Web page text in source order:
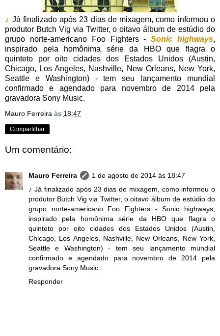
♪ Já finalizado após 23 dias de mixagem, como informou o
produtor Butch Vig via Twitter, o oitavo álbum de estúdio do
grupo norte-americano Foo Fighters -Sonic highways,
inspirado pela homônima série da HBO que flagra o
quinteto por oito cidades dos Estados Unidos (Austin,
Chicago, Los Angeles, Nashville, New Orleans, New York,
Seattle e Washington) - tem seu lançamento mundial
confirmado e agendado para novembro de 2014 pela
gravadora Sony Music.
Mauro Ferreira às 18:47
Compartilhar
Um comentário:
Mauro Ferreira
1 de agosto de 2014 às 18:47
♪ Já finalizado após 23 dias de mixagem, como informou o
produtor Butch Vig via Twitter, o oitavo álbum de estúdio do
grupo norte-americano Foo Fighters - Sonic highways,
inspirado pela homônima série da HBO que flagra o
quinteto por oito cidades dos Estados Unidos (Austin,
Chicago, Los Angeles, Nashville, New Orleans, New York,
Seattle e Washington) - tem seu lançamento mundial
confirmado e agendado para novembro de 2014 pela
gravadora Sony Music.
Responder